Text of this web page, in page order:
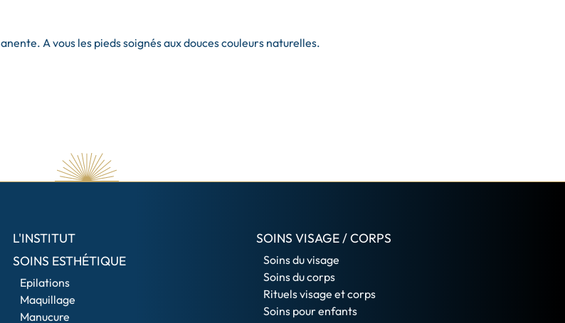
A vous les pieds soignés aux douces couleurs naturelles.
L'INSTITUT
SOINS ESTHÉTIQUE
Epilations
Maquillage
Manucure
SOINS VISAGE / CORPS
Soins du visage
Soins du corps
Rituels visage et corps
Soins pour enfants